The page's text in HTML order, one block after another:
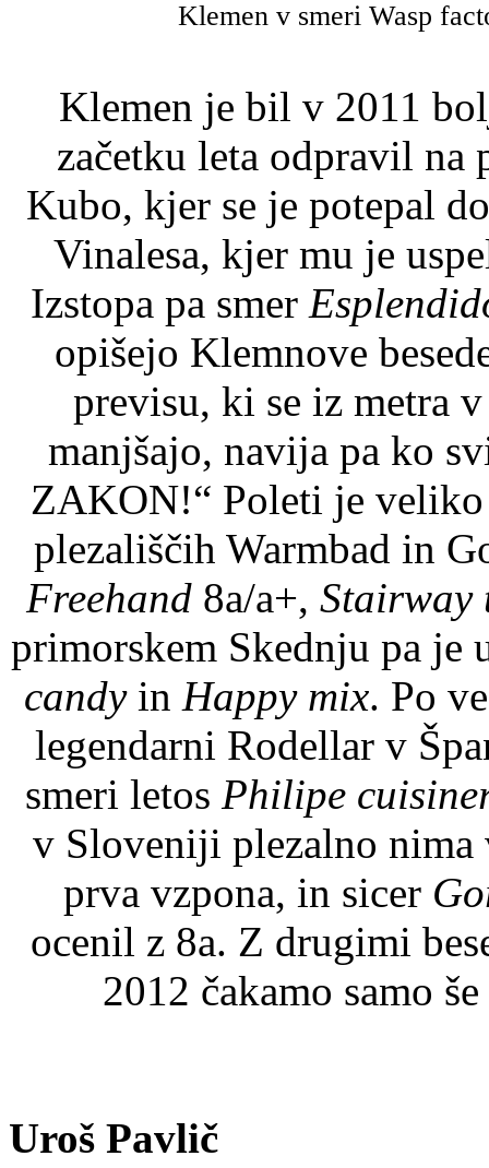
Klemen v smeri Wasp
Klemen je bil v 2011
začetku leta odpravil na
Kubo, kjer se je potepal
Vinalesa, kjer mu je
Izstopa pa smer
opišejo Klemnove
previsu, ki se iz metra
manjšajo, navija pa ko
ZAKON!“ Poleti je
plezališčih Warmbad in
Freehand 8a/a+, Stairway
primorskem Skednju pa je
candy in Happy mix. Po
legendarni Rodellar v
smeri letos Philipe
v Sloveniji plezalno nima
prva vzpona, in sicer
ocenil z 8a. Z drugimi
2012 čakamo samo
Uroš Pavlič